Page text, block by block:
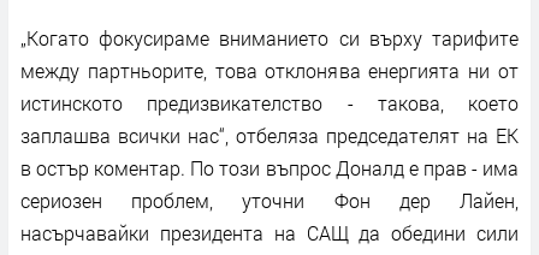
„Когато фокусираме вниманието си върху тарифите
между партньорите, това отклонява енергията ни от
истинското предизвикателство - такова, което
заплашва всички нас“, отбеляза председателят на ЕК
в остър коментар. По този въпрос Доналд е прав - има
сериозен проблем, уточни Фон дер Лайен,
насърчавайки президента на САЩ да обедини сили